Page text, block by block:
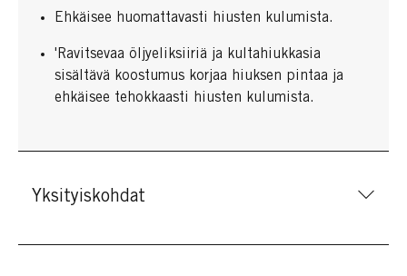
Ehkäisee huomattavasti hiusten kulumista.
'Ravitsevaa öljyeliksiiriä ja kultahiukkasia
sisältävä koostumus korjaa hiuksen pintaa ja
ehkäisee tehokkaasti hiusten kulumista.
Yksityiskohdat